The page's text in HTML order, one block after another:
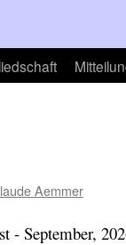
Aemmer
- September,